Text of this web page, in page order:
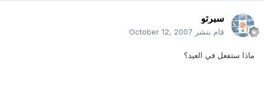
سبرتو
قام بنشر October 12, 2007
ماذا ستفعل في العيد؟